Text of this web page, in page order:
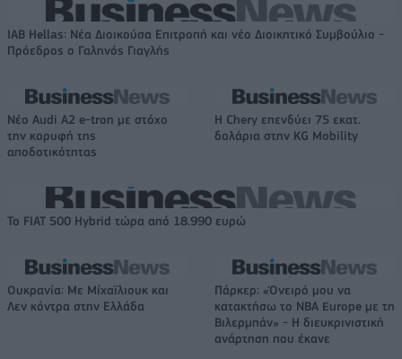
IAB Hellas: Νέα Διοικούσα Επιτροπή και νέο Διοικητικό Συμβούλιο -
Πρόεδρος ο Γαληνός Γιαγλής
Νέο Audi A2 e-tron με στόχο
την κορυφή της
αποδοτικότητας
Η Chery επενδύει 75 εκατ.
δολάρια στην KG Mobility
Το FIAT 500 Hybrid τώρα από 18.990 ευρώ
Ουκρανία: Με Μίχαϊλιουκ και
Λεν κόντρα στην Ελλάδα
Πάρκερ: «Όνειρό μου να
κατακτήσω το ΝΒΑ Europe με τη
Βιλερμπάν» - Η διευκρινιστική
ανάρτηση που έκανε